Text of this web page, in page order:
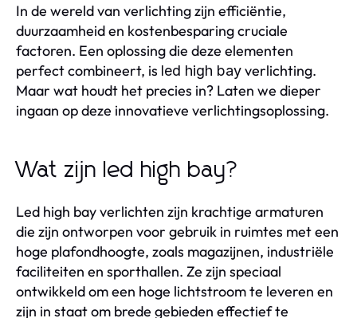
In de wereld van verlichting zijn efficiëntie,
duurzaamheid en kostenbesparing cruciale
factoren. Een oplossing die deze elementen
perfect combineert, is led high bayverlichting.
Maar wat houdt het precies in? Laten we dieper
ingaan op deze innovatieve verlichtingsoplossing.
Wat zijn led high bay?
Led high bay verlichten zijn krachtige armaturen
die zijn ontworpen voor gebruik in ruimtes met een
hoge plafondhoogte, zoals magazijnen, industriële
faciliteiten en sporthallen. Ze zijn speciaal
ontwikkeld om een hoge lichtstroom te leveren en
zijn in staat om brede gebieden effectief te